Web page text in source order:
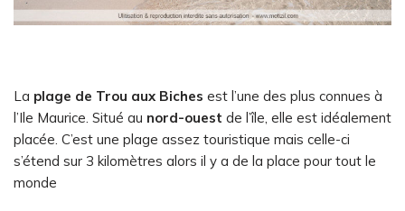
La plage de Trou aux Biches est l’une des plus connues à
l’Ile Maurice. Situé au nord-ouest de l’île, elle est idéalement
placée. C’est une plage assez touristique mais celle-ci
s’étend sur 3 kilomètres alors il y a de la place pour tout le
monde